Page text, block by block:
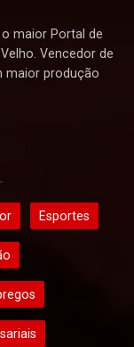
maior Portal de
Vencedor de
maior produção
Esportes